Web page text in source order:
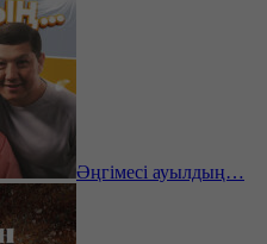
Әңгімесі ауылдың…